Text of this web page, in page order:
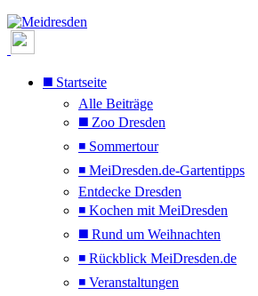
◼️ Startseite
Alle Beiträge
◼️ Zoo Dresden
◾ Sommertour
◾ MeiDresden.de-Gartentipps
Entdecke Dresden
◾ Kochen mit MeiDresden
◼️ Rund um Weihnachten
◾ Rückblick MeiDresden.de
◾ Veranstaltungen